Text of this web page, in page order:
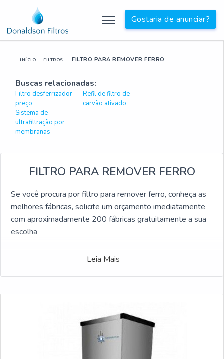
Gostaria de anunciar?
INÍCIO FILTROS FILTRO PARA REMOVER FERRO
Buscas relacionadas:
Filtro desferrizador
preço
Refil de filtro de
carvão ativado
Sistema de
ultrafiltração por
membranas
FILTRO PARA REMOVER FERRO
Se você procura por filtro para remover ferro, conheça as
melhores fábricas, solicite um orçamento imediatamente
com aproximadamente 200 fábricas gratuitamente a sua
escolha
Leia Mais